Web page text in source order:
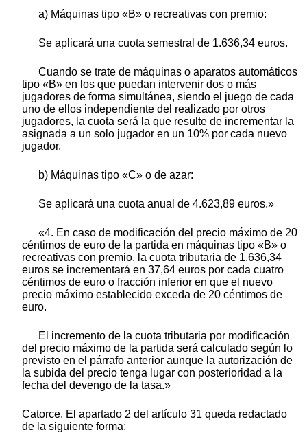
a) Máquinas tipo «B» o recreativas con premio:
Se aplicará una cuota semestral de 1.636,34 euros.
Cuando se trate de máquinas o aparatos automáticos
tipo «B» en los que puedan intervenir dos o más
jugadores de forma simultánea, siendo el juego de cada
uno de ellos independiente del realizado por otros
jugadores, la cuota será la que resulte de incrementar la
asignada a un solo jugador en un 10% por cada nuevo
jugador.
b) Máquinas tipo «C» o de azar:
Se aplicará una cuota anual de 4.623,89 euros.»
«4. En caso de modificación del precio máximo de 20
céntimos de euro de la partida en máquinas tipo «B» o
recreativas con premio, la cuota tributaria de 1.636,34
euros se incrementará en 37,64 euros por cada cuatro
céntimos de euro o fracción inferior en que el nuevo
precio máximo establecido exceda de 20 céntimos de
euro.
El incremento de la cuota tributaria por modificación
del precio máximo de la partida será calculado según lo
previsto en el párrafo anterior aunque la autorización de
la subida del precio tenga lugar con posterioridad a la
fecha del devengo de la tasa.»
Catorce. El apartado 2 del artículo 31 queda redactado
de la siguiente forma: